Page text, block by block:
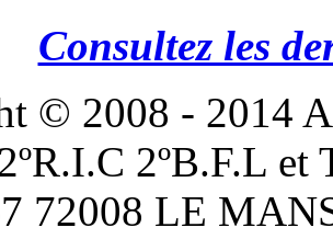
Consultez les
© 2008 - 2014
2ºB.F.L
72008 LE